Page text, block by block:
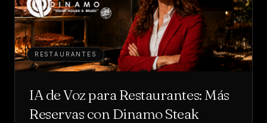
RESTAURANTES
IA de Voz para Restaurantes: Más
Reservas con Dinamo Steak